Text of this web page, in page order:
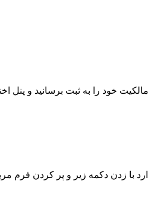
خود را به ثبت برسانید و پنل
با زدن دکمه زیر و پر کردن فرم